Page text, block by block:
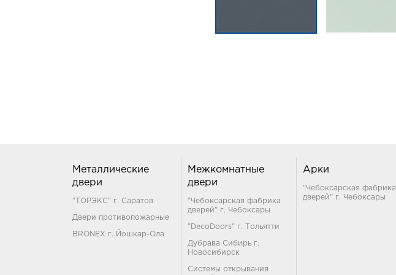
Металлические
двери
"ТОРЭКС" г. Саратов
Двери противопожарные
BRONEX г. Йошкар-Ола
Межкомнатные
двери
"Чебоксарская фабрика
дверей" г. Чебоксары
"DecoDoors" г. Тольятти
Дубрава Сибирь г.
Новосибирск
Системы открывания
Арки
"Чебоксарская фабрика
дверей" г. Чебоксары